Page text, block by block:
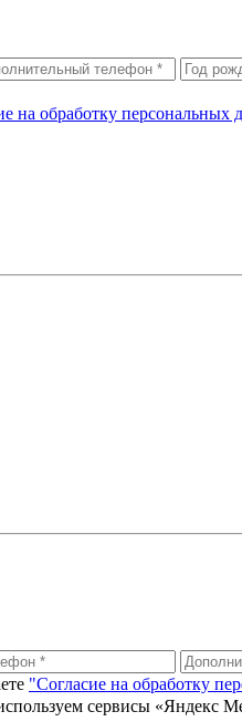
на обработку персональных
"Согласие на обработку
сервисы «Яндекс